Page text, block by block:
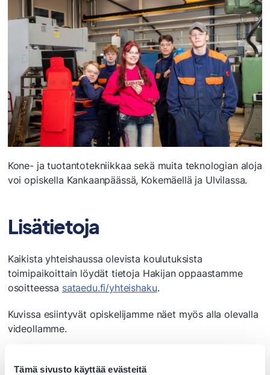
Tämä sivusto käyttää evästeitä
Kone- ja tuotantotekniikkaa sekä muita teknologian aloja
voi opiskella Kankaanpäässä, Kokemäellä ja Ulvilassa.
Lisätietoja
Kaikista yhteishaussa olevista koulutuksista
toimipaikoittain löydät tietoja Hakijan oppaastamme
osoitteessa sataedu.fi/yhteishaku.
Kuvissa esiintyvät opiskelijamme näet myös alla olevalla
videollamme.